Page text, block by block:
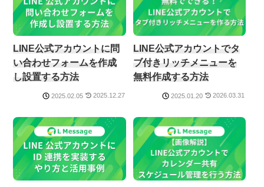
LINE公式アカウントに問
い合わせフォームを作成
し設置する方法
2025.02.05 2025.12.27
LINE公式アカウントでタ
ブ付きリッチメニューを
無料作成する方法
2025.01.20 2026.03.31